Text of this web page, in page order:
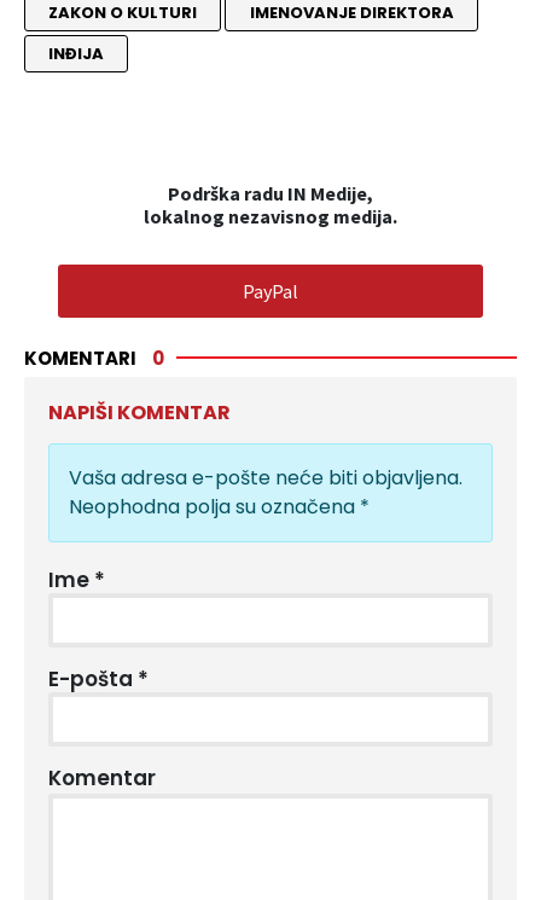
ZAKON O KULTURI
IMENOVANJE DIREKTORA
INĐIJA
Podrška radu IN Medije,
lokalnog nezavisnog medija.
PayPal
KOMENTARI 0
NAPIŠI KOMENTAR
Vaša adresa e-pošte neće biti objavljena.
Neophodna polja su označena *
Ime *
E-pošta *
Komentar